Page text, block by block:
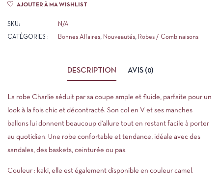
AJOUTER À MA WISHLIST
SKU: N/A
CATÉGORIES : Bonnes Affaires, Nouveautés, Robes / Combinaisons
DESCRIPTION AVIS (0)
La robe Charlie séduit par sa coupe ample et fluide, parfaite pour un
look à la fois chic et décontracté. Son col en V et ses manches
ballons lui donnent beaucoup d’allure tout en restant facile à porter
au quotidien. Une robe confortable et tendance, idéale avec des
sandales, des baskets, ceinturée ou pas.
Couleur : kaki, elle est également disponible en couleur camel.